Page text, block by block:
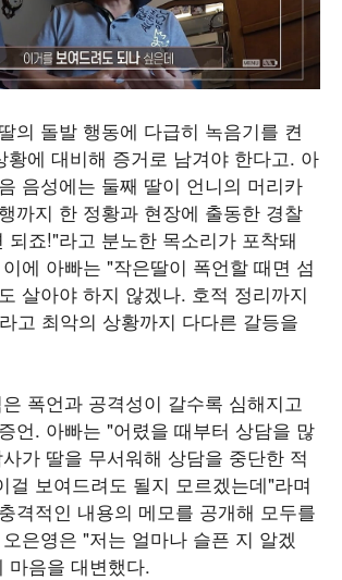
의 돌발 행동에 다급히 녹음기를 켠
황에 대비해 증거로 남겨야 한다고. 아
음성에는 둘째 딸이 언니의 머리카
까지 한 정황과 현장에 출동한 경찰
되죠!"라고 분노한 목소리가 포착돼
에 아빠는 "작은딸이 폭언할 때면 섬
살아야 하지 않겠나. 호적 정리까지
고 최악의 상황까지 다다른 갈등을
폭언과 공격성이 갈수록 심해지고
언. 아빠는 "어렸을 때부터 상담을 많
가 딸을 무서워해 상담을 중단한 적
걸 보여드려도 될지 모르겠는데"라며
격적인 내용의 메모를 공개해 모두를
은영은 "저는 얼마나 슬픈 지 알겠
마음을 대변했다.